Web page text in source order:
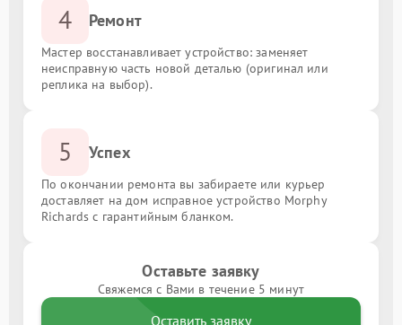
4 Ремонт
Мастер восстанавливает устройство: заменяет
неисправную часть новой деталью (оригинал или
реплика на выбор).
5 Успех
По окончании ремонта вы забираете или курьер
доставляет на дом исправное устройство Morphy
Richards с гарантийным бланком.
Оставьте заявку
Свяжемся с Вами в течение 5 минут
Оставить заявку